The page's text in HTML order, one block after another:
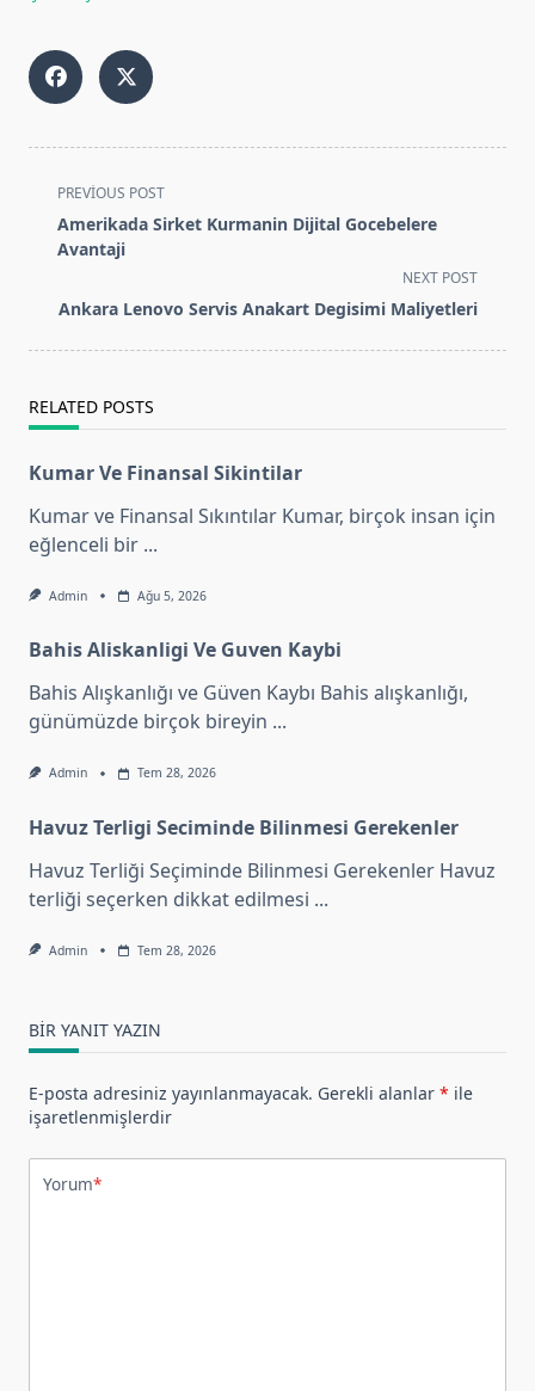
<span
class="nav-
subtitle
reader-
PREVIOUS POST
Amerikada Sirket Kurmanin Dijital Gocebelere
Avantaji
NEXT POST
Ankara Lenovo Servis Anakart Degisimi Maliyetleri
RELATED POSTS
Kumar Ve Finansal Sikintilar
Kumar ve Finansal Sıkıntılar Kumar, birçok insan için
eğlenceli bir ...
Admin Ağu 5, 2026
Bahis Aliskanligi Ve Guven Kaybi
Bahis Alışkanlığı ve Güven Kaybı Bahis alışkanlığı,
günümüzde birçok bireyin ...
Admin Tem 28, 2026
Havuz Terligi Seciminde Bilinmesi Gerekenler
Havuz Terliği Seçiminde Bilinmesi Gerekenler Havuz
terliği seçerken dikkat edilmesi ...
Admin Tem 28, 2026
BIR YANIT YAZIN
E-posta adresiniz yayınlanmayacak. Gerekli alanlar * ile
işaretlenmişlerdir
Yorum*